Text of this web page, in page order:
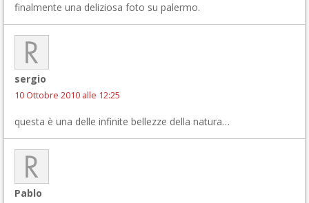
finalmente una deliziosa foto su palermo.
sergio
10 Ottobre 2010 alle 12:25
questa è una delle infinite bellezze della natura…
Pablo